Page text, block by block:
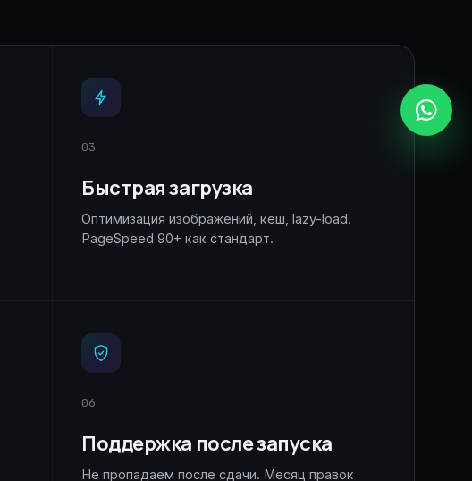
03
Быстрая загрузка
Оптимизация изображений, кеш, lazy-load.
PageSpeed 90+ как стандарт.
06
Поддержка после запуска
Не пропадаем после сдачи. Месяц правок